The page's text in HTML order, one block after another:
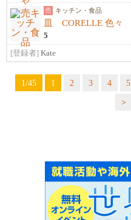
売 キッチン・食品
皿 CORELLE 色々
5
[登録者] Kate
1/45 1 2 3 4 5
>